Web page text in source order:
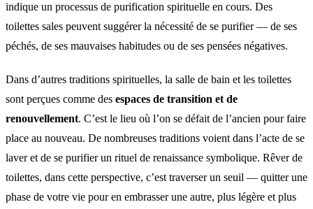
indique un processus de purification spirituelle en cours. Des
toilettes sales peuvent suggérer la nécessité de se purifier — de ses
péchés, de ses mauvaises habitudes ou de ses pensées négatives.
Dans d’autres traditions spirituelles, la salle de bain et les toilettes
sont perçues comme des espaces de transition et de
renouvellement. C’est le lieu où l’on se défait de l’ancien pour faire
place au nouveau. De nombreuses traditions voient dans l’acte de se
laver et de se purifier un rituel de renaissance symbolique. Rêver de
toilettes, dans cette perspective, c’est traverser un seuil — quitter une
phase de votre vie pour en embrasser une autre, plus légère et plus